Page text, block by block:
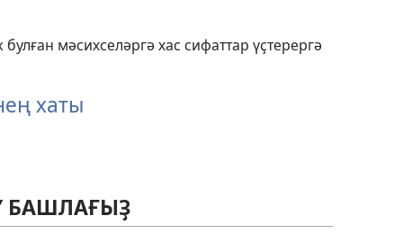
мәсихселәргә хас сифаттар үҫтерергә
хаты
БАШЛАҒЫҘ